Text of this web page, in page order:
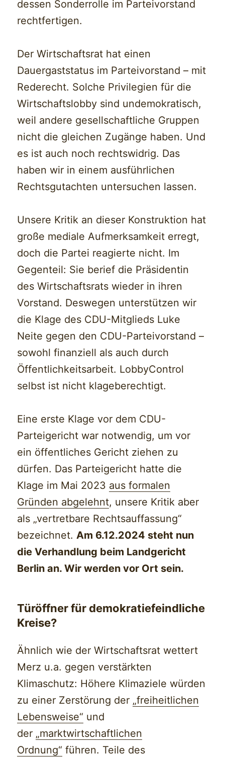
dessen Sonderrolle im Parteivorstand
rechtfertigen.
Der Wirtschaftsrat hat einen
Dauergaststatus im Parteivorstand – mit
Rederecht. Solche Privilegien für die
Wirtschaftslobby sind undemokratisch,
weil andere gesellschaftliche Gruppen
nicht die gleichen Zugänge haben. Und
es ist auch noch rechtswidrig. Das
haben wir in einem ausführlichen
Rechtsgutachten untersuchen lassen.
Unsere Kritik an dieser Konstruktion hat
große mediale Aufmerksamkeit erregt,
doch die Partei reagierte nicht. Im
Gegenteil: Sie berief die Präsidentin
des Wirtschaftsrats wieder in ihren
Vorstand. Deswegen unterstützen wir
die Klage des CDU-Mitglieds Luke
Neite gegen den CDU-Parteivorstand –
sowohl finanziell als auch durch
Öffentlichkeitsarbeit. LobbyControl
selbst ist nicht klageberechtigt.
Eine erste Klage vor dem CDU-
Parteigericht war notwendig, um vor
ein öffentliches Gericht ziehen zu
dürfen. Das Parteigericht hatte die
Klage im Mai 2023 aus formalen
Gründen abgelehnt, unsere Kritik aber
als „vertretbare Rechtsauffassung“
bezeichnet.Am 6.12.2024 steht nun
die Verhandlung beim Landgericht
Berlin an. Wir werden vor Ort sein.
Türöffner für demokratiefeindliche
Kreise?
Ähnlich wie der Wirtschaftsrat wettert
Merz u.a. gegen verstärkten
Klimaschutz: Höhere Klimaziele würden
zu einer Zerstörung der „freiheitlichen
Lebensweise“ und
der „marktwirtschaftlichen
Ordnung“ führen. Teile des